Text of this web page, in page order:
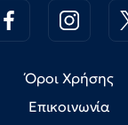
Όροι Χρήσης
Επικοινωνία